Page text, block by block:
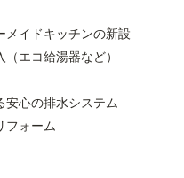
メイドキッチンの新設
エコ給湯器など）
安心の排水システム
フォーム